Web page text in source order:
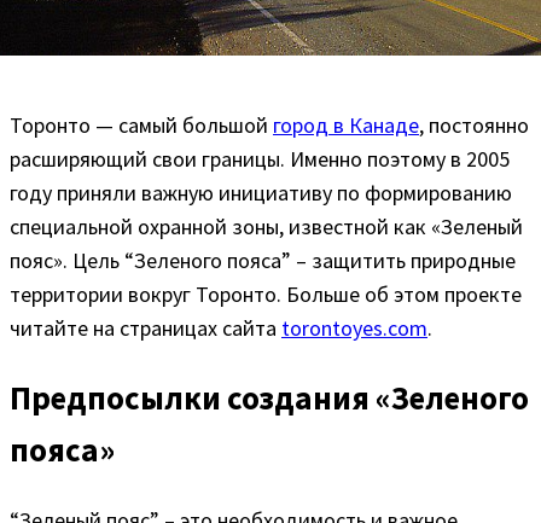
Торонто — самый большой город в Канаде, постоянно
расширяющий свои границы. Именно поэтому в 2005
году приняли важную инициативу по формированию
специальной охранной зоны, известной как «Зеленый
пояс». Цель “Зеленого пояса” – защитить природные
территории вокруг Торонто. Больше об этом проекте
читайте на страницах сайта torontoyes.com.
Предпосылки создания «Зеленого
пояса»